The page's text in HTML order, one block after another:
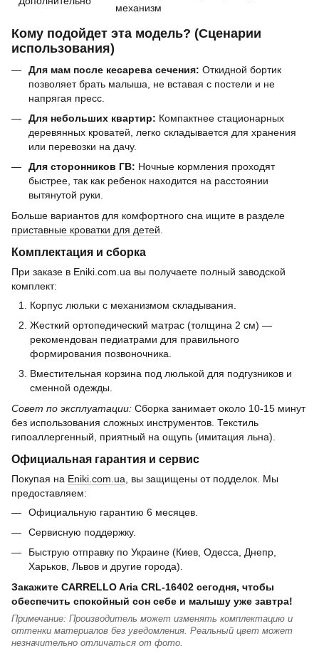
механизм
Кому подойдет эта модель? (Сценарии
использования)
Для мам после кесарева сечения: Откидной бортик
позволяет брать малыша, не вставая с постели и не
напрягая пресс.
Для небольших квартир: Компактнее стационарных
деревянных кроватей, легко складывается для хранения
или перевозки на дачу.
Для сторонников ГВ: Ночные кормления проходят
быстрее, так как ребенок находится на расстоянии
вытянутой руки.
Больше вариантов для комфортного сна ищите в разделе
приставные кроватки для детей
Комплектация и сборка
При заказе в Eniki.com.ua вы получаете полный заводской
комплект:
Корпус люльки с механизмом складывания.
Жесткий ортопедический матрас (толщина 2 см) —
рекомендован педиатрами для правильного
формирования позвоночника.
Вместительная корзина под люлькой для подгузников и
сменной одежды.
Совет по эксплуатации: Сборка занимает около 10-15 минут
без использования сложных инструментов. Текстиль
гипоаллергенный, приятный на ощупь (имитация льна).
Официальная гарантия и сервис
Покупая на Eniki.com.ua , вы защищены от подделок. Мы
предоставляем:
Официальную гарантию 6 месяцев.
Сервисную поддержку.
Быструю отправку по Украине (Киев, Одесса, Днепр,
Харьков, Львов и другие города).
Закажите CARRELLO Aria CRL-16402 сегодня, чтобы
обеспечить спокойный сон себе и малышу уже завтра!
Примечание: Производитель может изменять комплектацию и
оттенки материалов без уведомления. Реальный цвет может
незначительно отличаться от фото.